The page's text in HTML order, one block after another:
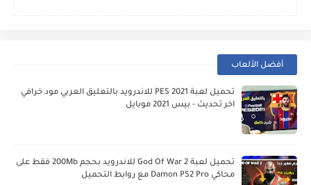
أفضل الألعاب
تحميل لعبة PES 2021 للاندرويد بالتعليق العربي مود خرافي
اخر تحديث - بيس 2021 موبايل
تحميل لعبة God Of War 2 للاندرويد بحجم 200Mb فقط على
محاكي Damon PS2 Pro مع روابط التحميل